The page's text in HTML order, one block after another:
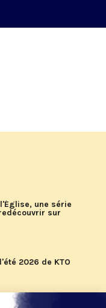
une série
sur
2026 de KTO